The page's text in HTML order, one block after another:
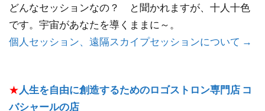
どんなセッションなの？ と聞かれますが、十人十色
です。宇宙があなたを導くままに～。
個人セッション、遠隔スカイプセッションについて →
★人生を自由に創造するためのロゴストロン専門店 コ
バシャールの店